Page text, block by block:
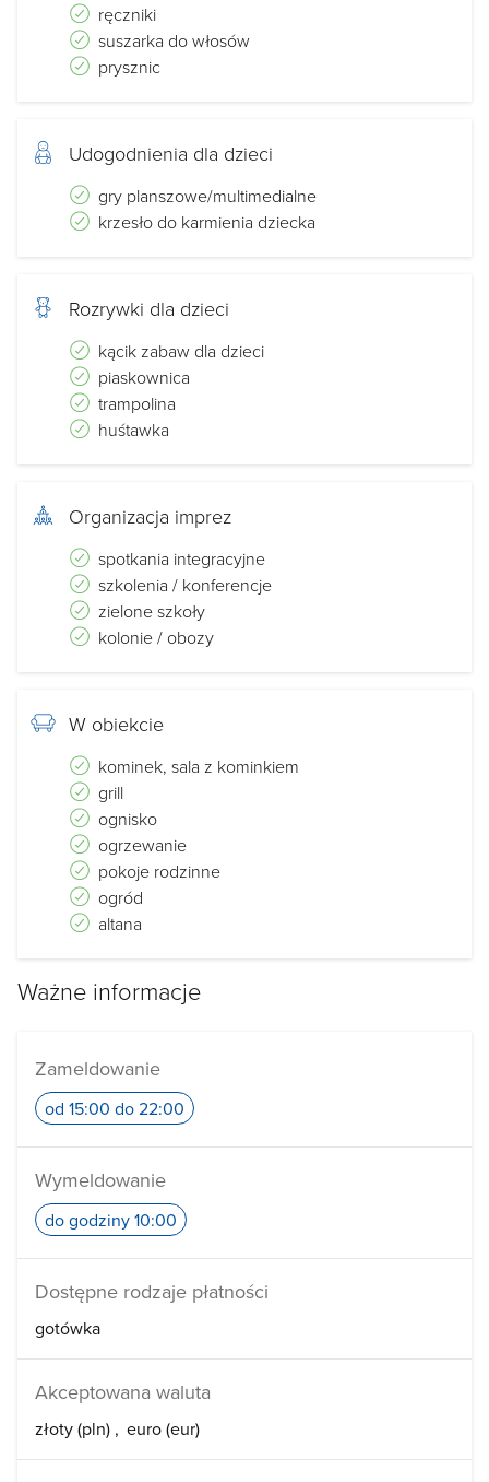
ręczniki
suszarka do włosów
prysznic
Udogodnienia dla dzieci
gry planszowe/multimedialne
krzesło do karmienia dziecka
Rozrywki dla dzieci
kącik zabaw dla dzieci
piaskownica
trampolina
huśtawka
Organizacja imprez
spotkania integracyjne
szkolenia / konferencje
zielone szkoły
kolonie / obozy
W obiekcie
kominek, sala z kominkiem
grill
ognisko
ogrzewanie
pokoje rodzinne
ogród
altana
Ważne informacje
Zameldowanie
od 15:00 do 22:00
Wymeldowanie
do godziny 10:00
Dostępne rodzaje płatności
gotówka
Akceptowana waluta
złoty (pln) euro (eur)